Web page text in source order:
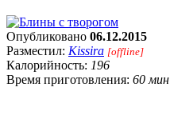
Опубликовано 06.12.2015
Разместил: Kissira [offline]
Калорийность: 196
Время приготовления: 60 мин